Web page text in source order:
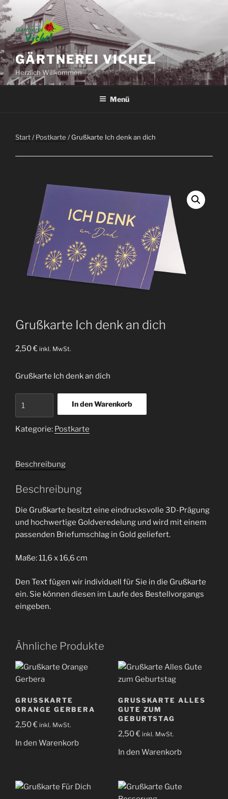
Zum
Inhalt
springen
GÄRTNEREI VICHEL
Herzlich Willkommen
Menü
Start/Postkarte / Grußkarte Ich denk an dich
Grußkarte Ich denk an dich
2,50€ inkl. MwSt.
Grußkarte Ich denk an dich
Ich
denk
Menge
In den Warenkorb
Kategorie: Postkarte
Beschreibung
Beschreibung
Die Grußkarte besitzt eine eindrucksvolle 3D-Prägung
und hochwertige Goldveredelung und wird mit einem
passenden Briefumschlag in Gold geliefert.
Maße: 11,6 x 16,6 cm
Den Text fügen wir individuell für Sie in die Grußkarte
ein. Sie können diesen im Laufe des Bestellvorgangs
eingeben.
Ähnliche Produkte
GRUSSKARTE O
RANGE GERBERA
2,50€ inkl. MwSt.
In den Warenkorb
GRUSSKARTE ALLES G
UTE ZUM G
EBURTSTAG
2,50€ inkl. MwSt.
In den Warenkorb